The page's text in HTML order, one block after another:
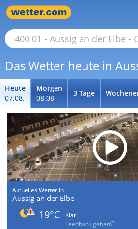
Das Wetter heute in
Heute
07.08.
Morgen
08.08.
3 Tage
Aktuelles Wetter in
Aussig an der Elbe
19°C
Klar
Feedback geben